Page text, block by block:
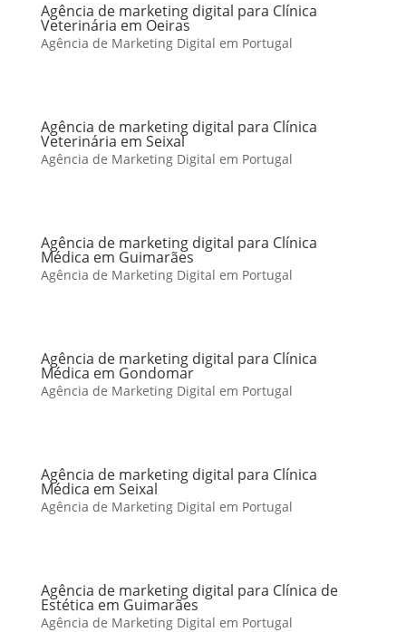
Agência de marketing digital para Clínica
Veterinária em Oeiras
Agência de Marketing Digital em Portugal
Agência de marketing digital para Clínica
Veterinária em Seixal
Agência de Marketing Digital em Portugal
Agência de marketing digital para Clínica
Médica em Guimarães
Agência de Marketing Digital em Portugal
Agência de marketing digital para Clínica
Médica em Gondomar
Agência de Marketing Digital em Portugal
Agência de marketing digital para Clínica
Médica em Seixal
Agência de Marketing Digital em Portugal
Agência de marketing digital para Clínica de
Estética em Guimarães
Agência de Marketing Digital em Portugal